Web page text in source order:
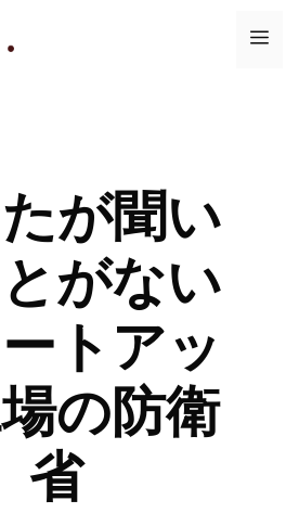
メ
が聞い
がない
トアッ
の防衛
省